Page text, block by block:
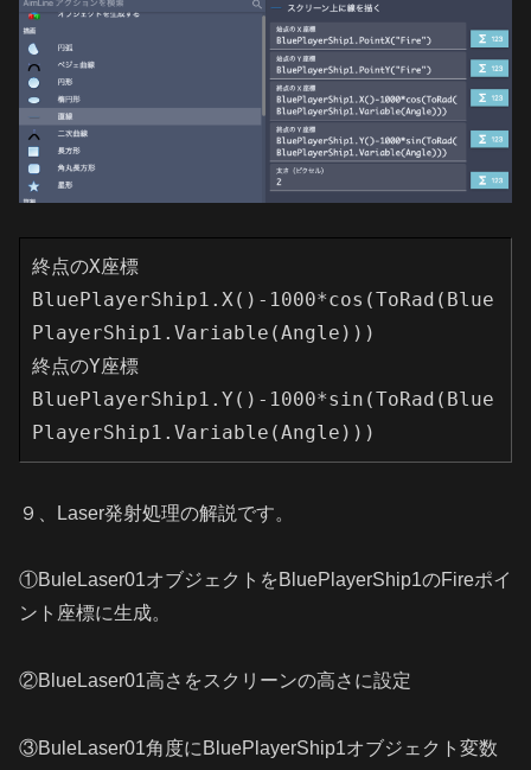
終点のX座標
BluePlayerShip1.X()-1000*cos(ToRad(Blue
PlayerShip1.Variable(Angle)))
終点のY座標
BluePlayerShip1.Y()-1000*sin(ToRad(Blue
PlayerShip1.Variable(Angle)))
９、Laser発射処理の解説です。
①BuleLaser01オブジェクトをBluePlayerShip1のFireポイ
ント座標に生成。
②BlueLaser01高さをスクリーンの高さに設定
③BuleLaser01角度にBluePlayerShip1オブジェクト変数